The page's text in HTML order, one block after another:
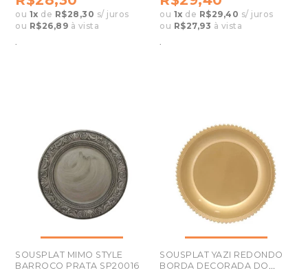
ou 1x de R$28,30 s/ juros
ou R$26,89 à vista
ou 1x de R$29,40 s/ juros
ou R$27,93 à vista
SOUSPLAT MIMO STYLE
BARROCO PRATA SP20016
SOUSPLAT YAZI REDONDO
BORDA DECORADA DO